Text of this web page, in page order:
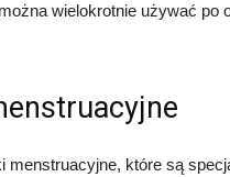
wielokrotnie używać po
menstruacyjne, które są